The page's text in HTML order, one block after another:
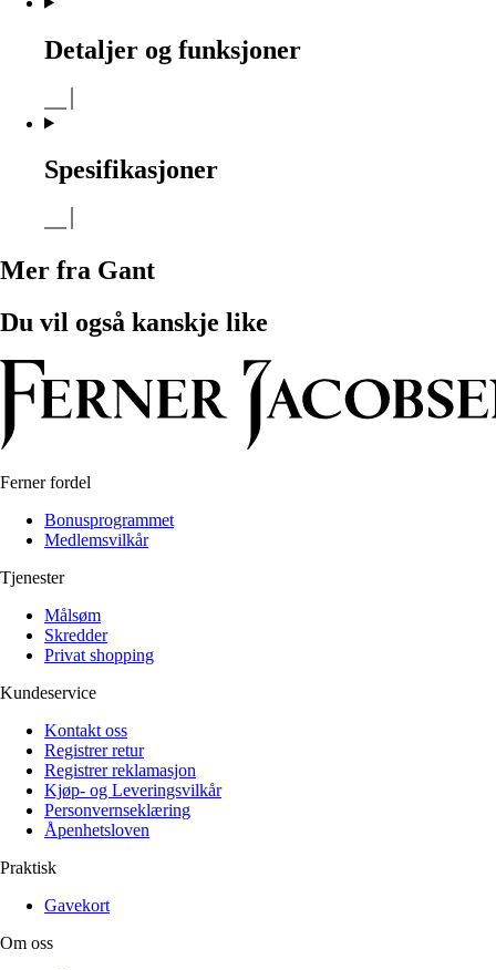
Detaljer og funksjoner
Spesifikasjoner
Mer fra Gant
Du vil også kanskje like
Ferner fordel
Bonusprogrammet
Medlemsvilkår
Tjenester
Målsøm
Skredder
Privat shopping
Kundeservice
Kontakt oss
Registrer retur
Registrer reklamasjon
Kjøp- og Leveringsvilkår
Personvernseklæring
Åpenhetsloven
Praktisk
Gavekort
Om oss